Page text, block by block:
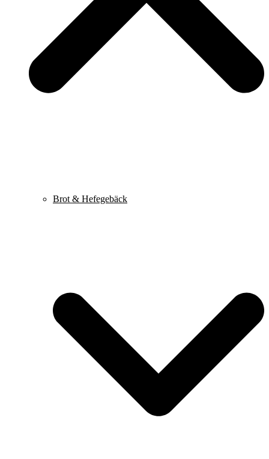
Brot & Hefegebäck